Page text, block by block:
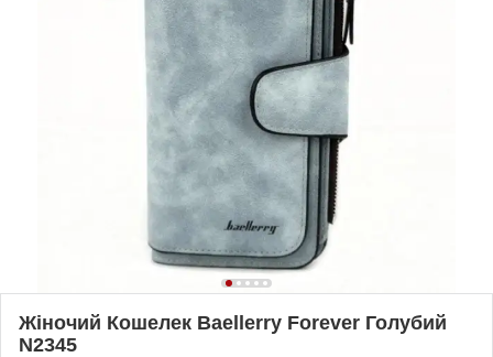
Жіночий Кошелек Baellerry Forever Голубий
N2345